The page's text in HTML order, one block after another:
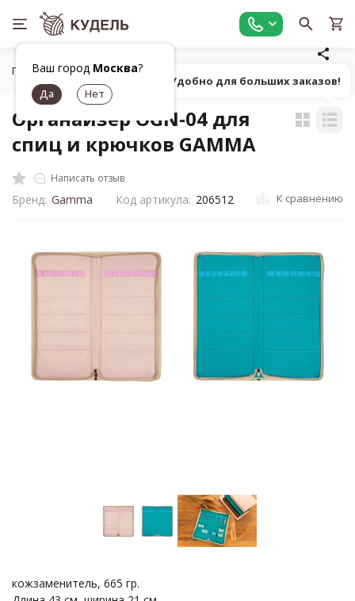
Ваш город Москва?
Главная Органайзеры для рукоделия
Органайзер OGN-04 для
спиц и крючков GAMMA
Написать отзыв
Бренд: Gamma Код артикула: 206512 К сравнению
кожзаменитель, 665 гр.
Попробуй! Удобно для больших заказов!